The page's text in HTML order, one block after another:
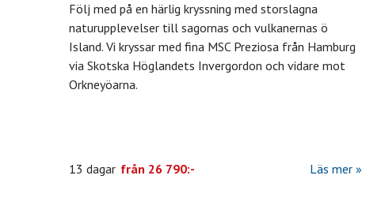
Följ med på en härlig kryssning med storslagna
naturupplevelser till sagornas och vulkanernas ö
Island. Vi kryssar med fina MSC Preziosa från Hamburg
via Skotska Höglandets Invergordon och vidare mot
Orkneyöarna.
13 dagar från 26 790:- Läs mer